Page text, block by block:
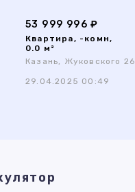
53 999 996 ₽
Квартира, -комн,
0.0 м²
Казань, Жуковского 26
29.04.2025 00:49